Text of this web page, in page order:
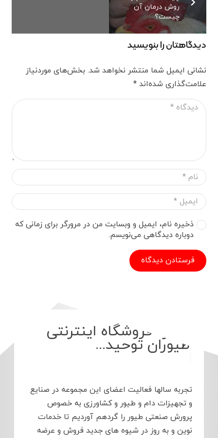
روش درمان آن
چیست؟
دیدگاهتان را بنویسید
نشانی ایمیل شما منتشر نخواهد شد. بخش‌های موردنیاز
علامت‌گذاری شده‌اند *
ذخیره نام، ایمیل و وبسایت من در مرورگر برای زمانی که
دوباره دیدگاهی می‌نویسم.
فرستادن دیدگاه
درباره فروشگاه اینترنتی
طیوران توحید...
تجربه سالها فعالیت اعضای این مجموعه در صنایع
و تجهیزات دام و طیور و کشاورزی به خصوص
پرورش صنعتی طیور را گردهم آوردیم تا خدمات
نوین و به روز در شیوه های جدید فروش و عرضه